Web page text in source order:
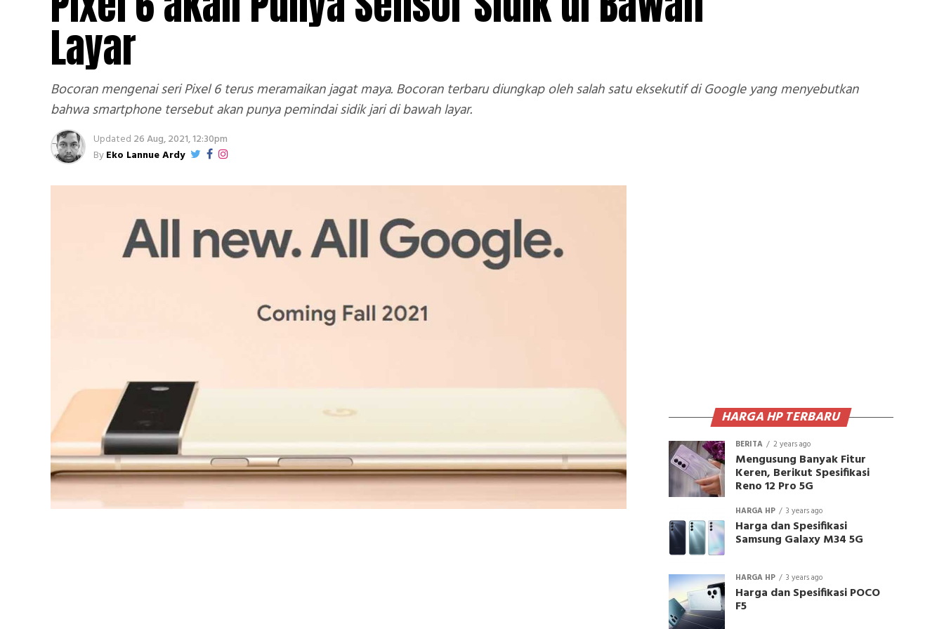
Layar
Bocoran mengenai seri Pixel 6 terus meramaikan jagat maya. Bocoran terbaru diungkap oleh salah satu eksekutif di Google yang menyebutkan
bahwa smartphone tersebut akan punya pemindai sidik jari di bawah layar.
Updated 26 Aug, 2021, 12:30pm
ByEko Lannue Ardy
HARGA HP TERBARU
BERITA 2 years ago
Mengusung Banyak Fitur
Keren, Berikut Spesifikasi
Reno 12 Pro 5G
HARGA HP 3 years ago
Harga dan Spesifikasi
Samsung Galaxy M34 5G
HARGA HP 3 years ago
Harga dan Spesifikasi POCO
F5